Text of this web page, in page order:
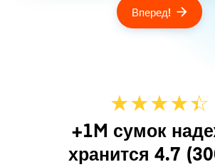
Вперед!
★★★★☆
★
+1M сумок
хранится 4.7